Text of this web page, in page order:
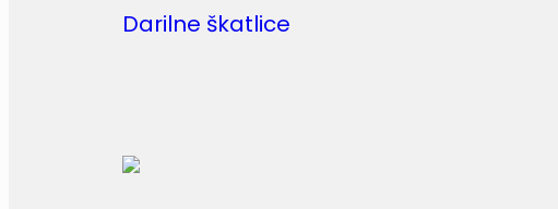
Darilne škatlice